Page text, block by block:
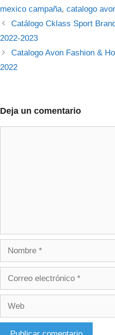
mexico campaña, catalogo
Catálogo Cklass Sport
2022-2023
Catalogo Avon Fashion &
2022
Deja un comentario
Nombre
Correo
Web